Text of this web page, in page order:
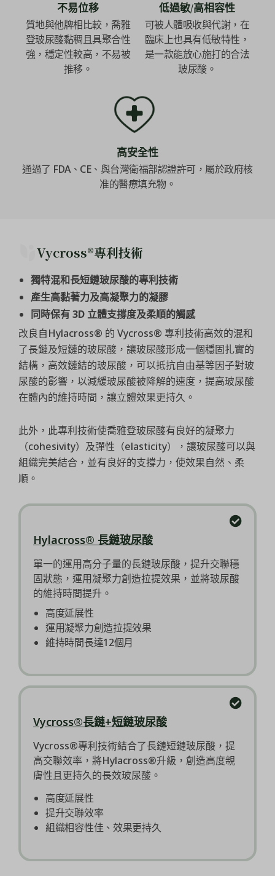
不易位移
質地與他牌相比較，喬雅
登玻尿酸黏稠且具聚合性
強，穩定性較高，不易被
推移。
低過敏/高相容性
可被人體吸收與代謝，在
臨床上也具有低敏特性，
是一款能放心施打的合法
玻尿酸。
高安全性
通過了 FDA、CE、與台灣衛福部認證許可，屬於政府核
准的醫療填充物。
Vycross®專利技術
獨特混和長短鏈玻尿酸的專利技術
產生高黏著力及高凝聚力的凝膠
同時保有 3D 立體支撐度及柔順的觸感
改良自Hylacross® 的 Vycross® 專利技術高效的混和
了長鏈及短鏈的玻尿酸，讓玻尿酸形成一個穩固扎實的
結構，高效鏈結的玻尿酸，可以抵抗自由基等因子對玻
尿酸的影響，以減緩玻尿酸被降解的速度，提高玻尿酸
在體內的維持時間，讓立體效果更持久。
此外，此專利技術使喬雅登玻尿酸有良好的凝聚力
（cohesivity）及彈性（elasticity），讓玻尿酸可以與
組織完美結合，並有良好的支撐力，使效果自然、柔
順。
Hylacross® 長鏈玻尿酸
單一的運用高分子量的長鏈玻尿酸，提升交聯穩
固狀態，運用凝聚力創造拉提效果，並將玻尿酸
的維持時間提升。
高度延展性
運用凝聚力創造拉提效果
維持時間長達12個月
Vycross®長鏈+短鏈玻尿酸
Vycross®專利技術結合了長鏈短鏈玻尿酸，提
高交聯效率，將Hylacross®升級，創造高度親
膚性且更持久的長效玻尿酸。
高度延展性
提升交聯效率
組織相容性佳、效果更持久